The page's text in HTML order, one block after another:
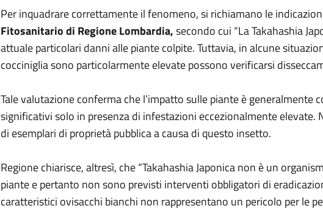
Per inquadrare correttamente il fenomeno, si richiamano le
Fitosanitario di Regione Lombardia,secondo cui “La Takahashia
attuale particolari danni alle piante colpite. Tuttavia, in alcune
cocciniglia sono particolarmente elevate possono verificarsi
Tale valutazione conferma che l’impatto sulle piante è generalmente
significativi solo in presenza di infestazioni eccezionalmente elevate.
di esemplari di proprietà pubblica a causa di questo insetto.
Regione chiarisce, altresì, che “Takahashia Japonica non è un
piante e pertanto non sono previsti interventi obbligatori di
caratteristici ovisacchi bianchi non rappresentano un pericolo per le